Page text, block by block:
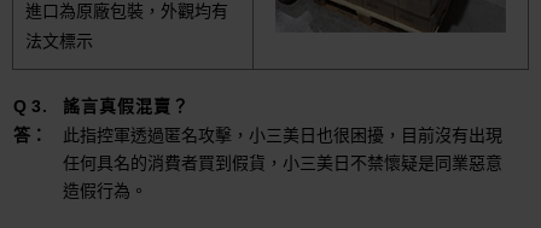
進口為原廠包裝，外觀均有
法文標示
謠言真假混賣？
此指控軍透過匿名攻擊，小三美日也很困擾，目前沒有出現
任何具名的消費者買到假貨，小三美日不禁懷疑是同業惡意
造假行為。